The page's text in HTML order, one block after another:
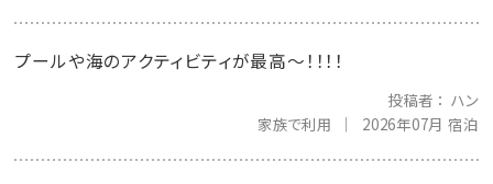
プールや海のアクティビティが最高〜！！！！
投稿者
ハン
家族で利用
2026年07月 宿泊